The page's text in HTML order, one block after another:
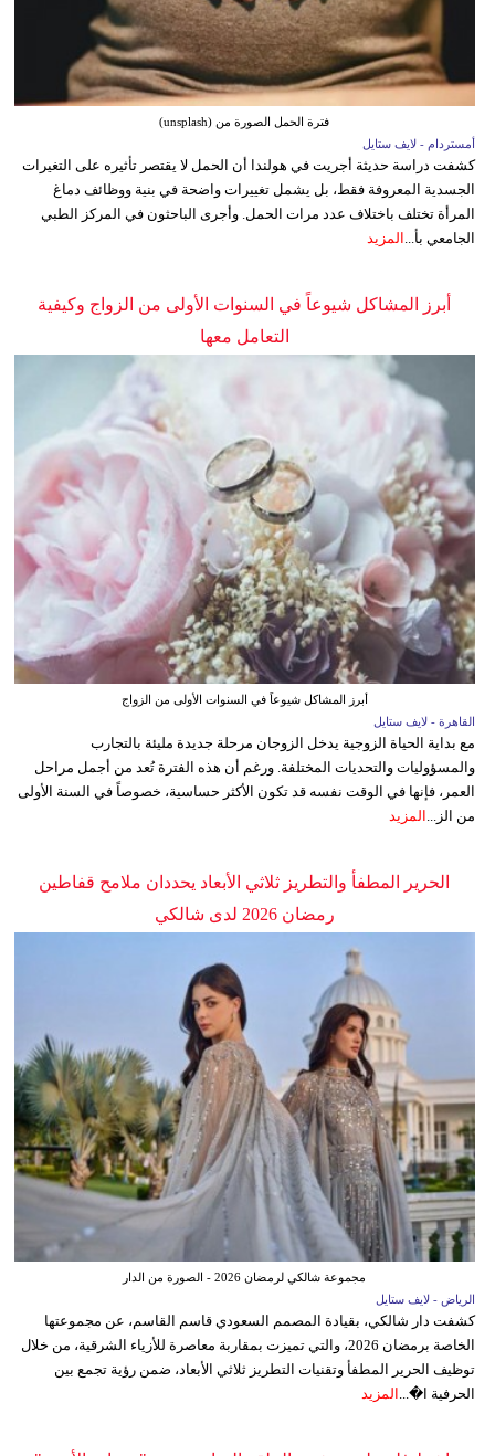
فترة الحمل الصورة من (unsplash)
أمستردام - لايف ستايل
كشفت دراسة حديثة أجريت في هولندا أن الحمل لا يقتصر تأثيره على التغيرات
الجسدية المعروفة فقط، بل يشمل تغييرات واضحة في بنية ووظائف دماغ
المرأة تختلف باختلاف عدد مرات الحمل. وأجرى الباحثون في المركز الطبي
الجامعي بأ... المزيد
أبرز المشاكل شيوعاً في السنوات الأولى من الزواج وكيفية
التعامل معها
أبرز المشاكل شيوعاً في السنوات الأولى من الزواج
القاهرة - لايف ستايل
مع بداية الحياة الزوجية يدخل الزوجان مرحلة جديدة مليئة بالتجارب
والمسؤوليات والتحديات المختلفة. ورغم أن هذه الفترة تُعد من أجمل مراحل
العمر، فإنها في الوقت نفسه قد تكون الأكثر حساسية، خصوصاً في السنة الأولى
من الز...
المزيد
الحرير المطفأ والتطريز ثلاثي الأبعاد يحددان ملامح قفاطين
رمضان 2026 لدى شالكي
مجموعة شالكي لرمضان 2026 - الصورة من الدار
الرياض - لايف ستايل
كشفت دار شالكي، بقيادة المصمم السعودي قاسم القاسم، عن مجموعتها
الخاصة برمضان 2026، والتي تميزت بمقاربة معاصرة للأزياء الشرقية، من خلال
توظيف الحرير المطفأ وتقنيات التطريز ثلاثي الأبعاد، ضمن رؤية تجمع بين
الحرفية ا�... المزيد